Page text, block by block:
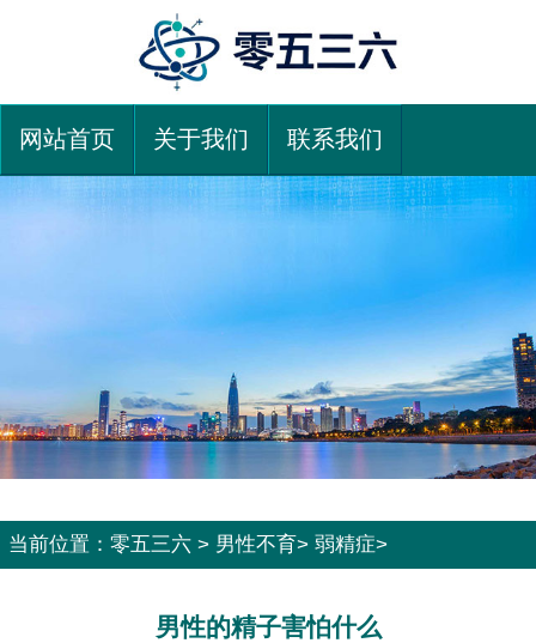
网站首页 关于我们 联系我们
当前位置： 零五三六 > 男性不育> 弱精症>
男性的精子害怕什么